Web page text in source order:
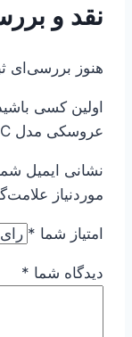
نقد و
هنوز بررسی‌ای
اولین کسی
عروسکی مدل Redmi 12C”
نشانی ایمیل
موردنیاز
امتیاز شما *
دیدگاه شما *